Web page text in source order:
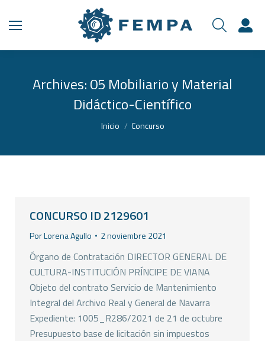
Archives:05 Mobiliario y Material
Didáctico-Científico
Estás aquí:
Inicio Concurso
CONCURSO ID 2129601
PorLorena Agullo 2 noviembre 2021
Órgano de Contratación DIRECTOR GENERAL DE
CULTURA-INSTITUCIÓN PRÍNCIPE DE VIANA
Objeto del contrato Servicio de Mantenimiento
Integral del Archivo Real y General de Navarra
Expediente: 1005_R286/2021 de 21 de octubre
Presupuesto base de licitación sin impuestos